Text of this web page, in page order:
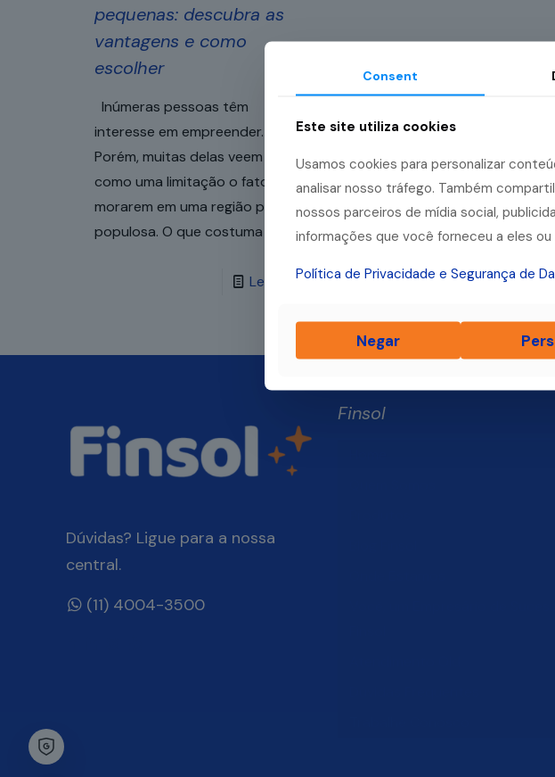
pequenas: descubra as
vantagens e como
escolher
Inúmeras pessoas têm
interesse em empreender.
Porém, muitas delas veem
como uma limitação o fato de
morarem em uma região pouco
populosa. O que costuma
Leia mais
Dúvidas? Ligue para a nossa
central.
(11) 4004-3500
Finsol
Consent
Este site utiliza cookies
Usamos cookies para personalizar
analisar nosso tráfego. Também
nossos parceiros de mídia social,
informações que você forneceu a eles
Política de Privacidade e Segurança de
Negar